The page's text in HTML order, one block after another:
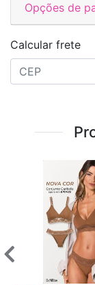
Opções de
Calcular frete